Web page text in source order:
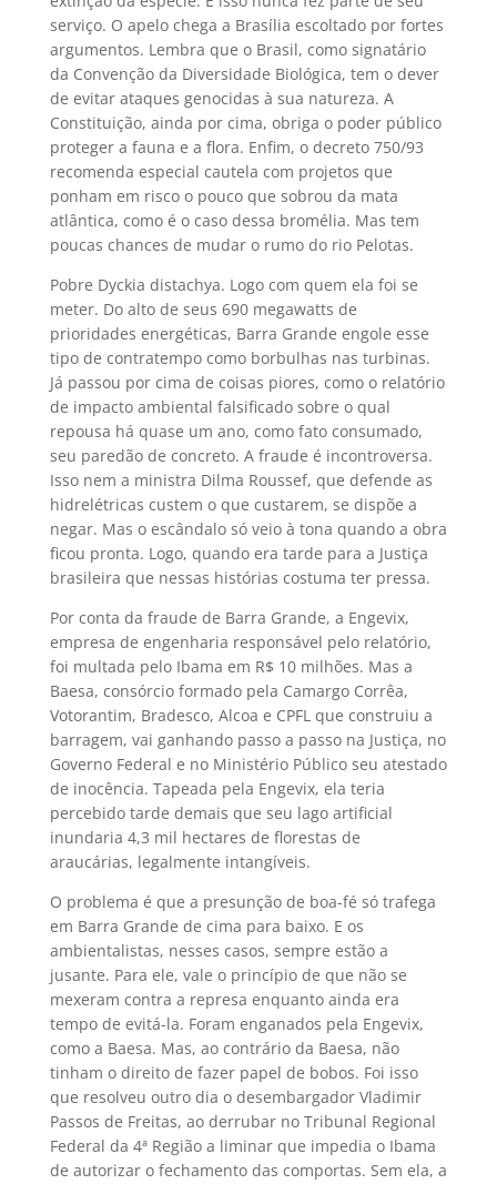
serviço. O apelo chega a Brasília escoltado por fortes
argumentos. Lembra que o Brasil, como signatário
da Convenção da Diversidade Biológica, tem o dever
de evitar ataques genocidas à sua natureza. A
Constituição, ainda por cima, obriga o poder público
proteger a fauna e a flora. Enfim, o decreto 750/93
recomenda especial cautela com projetos que
ponham em risco o pouco que sobrou da mata
atlântica, como é o caso dessa bromélia. Mas tem
poucas chances de mudar o rumo do rio Pelotas.
Pobre Dyckia distachya. Logo com quem ela foi se
meter. Do alto de seus 690 megawatts de
prioridades energéticas, Barra Grande engole esse
tipo de contratempo como borbulhas nas turbinas.
Já passou por cima de coisas piores, como o relatório
de impacto ambiental falsificado sobre o qual
repousa há quase um ano, como fato consumado,
seu paredão de concreto. A fraude é incontroversa.
Isso nem a ministra Dilma Roussef, que defende as
hidrelétricas custem o que custarem, se dispõe a
negar. Mas o escândalo só veio à tona quando a obra
ficou pronta. Logo, quando era tarde para a Justiça
brasileira que nessas histórias costuma ter pressa.
Por conta da fraude de Barra Grande, a Engevix,
empresa de engenharia responsável pelo relatório,
foi multada pelo Ibama em R$ 10 milhões. Mas a
Baesa, consórcio formado pela Camargo Corrêa,
Votorantim, Bradesco, Alcoa e CPFL que construiu a
barragem, vai ganhando passo a passo na Justiça, no
Governo Federal e no Ministério Público seu atestado
de inocência. Tapeada pela Engevix, ela teria
percebido tarde demais que seu lago artificial
inundaria 4,3 mil hectares de florestas de
araucárias, legalmente intangíveis.
O problema é que a presunção de boa-fé só trafega
em Barra Grande de cima para baixo. E os
ambientalistas, nesses casos, sempre estão a
jusante. Para ele, vale o princípio de que não se
mexeram contra a represa enquanto ainda era
tempo de evitá-la. Foram enganados pela Engevix,
como a Baesa. Mas, ao contrário da Baesa, não
tinham o direito de fazer papel de bobos. Foi isso
que resolveu outro dia o desembargador Vladimir
Passos de Freitas, ao derrubar no Tribunal Regional
Federal da 4ª Região a liminar que impedia o Ibama
de autorizar o fechamento das comportas. Sem ela, a